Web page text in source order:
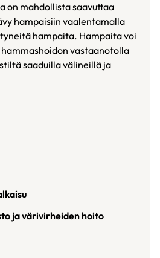
on mahdollista saavuttaa
hampaisiin vaalentamalla
hampaita. Hampaita voi
vastaanotolla
saaduilla välineillä ja
ja värivirheiden hoito